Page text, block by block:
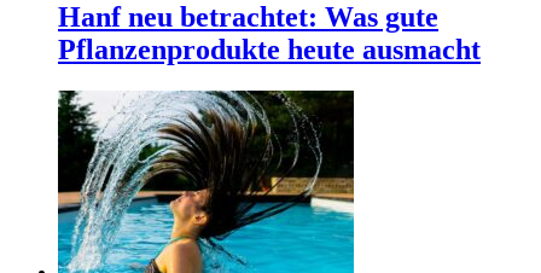
Hanf neu betrachtet: Was gute
Pflanzenprodukte heute ausmacht